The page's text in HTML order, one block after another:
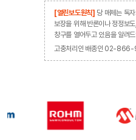
[열린보도원칙] 당 매체는 독
보장을 위해 반론이나 정정보
창구를 열어두고 있음을 알려
고충처리인 배종인 02-